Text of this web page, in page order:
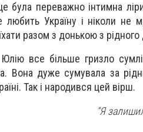
була переважно інтимна
Україну і ніколи не
разом з донькою з
все більше гризло
Вона дуже сумувала за
Так і народився цей вірш.
“Я